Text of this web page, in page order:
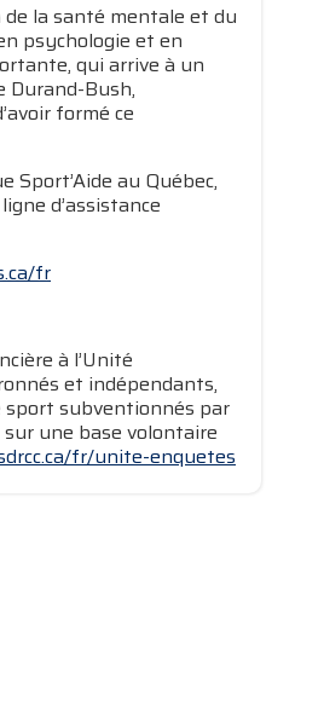
de la santé mentale et du
psychologie et en
qui arrive à un
Durand-Bush,
formé ce
Sport’Aide au Québec,
d’assistance
fr
à l’Unité
et indépendants,
sport subventionnés par
une base volontaire
fr/unite-enquetes